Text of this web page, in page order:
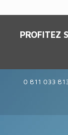
PROFITEZ
0 811 033